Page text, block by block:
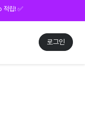
적립! ✅
로그인